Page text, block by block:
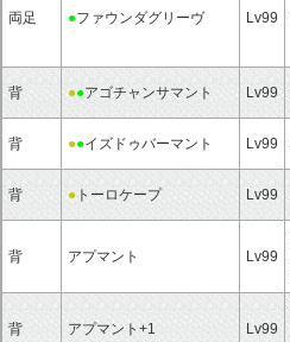
両足 ●ファウンダグリーヴ Lv99
背 ●●アゴチャンサマント Lv99
背 ●●イズドゥバーマント Lv99
背 ● トーロケープ Lv99
背 アプマント Lv99
背 アプマント+1 Lv99